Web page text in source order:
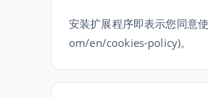
安装扩展程序即表示您同
om/en/cookies-policy)。